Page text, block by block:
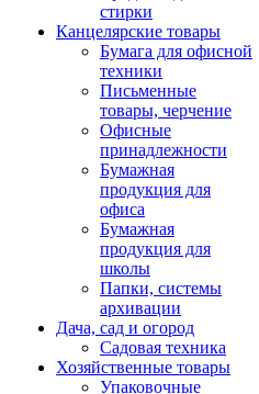
стирки
Канцелярские товары
Бумага для офисной
техники
Письменные
товары, черчение
Офисные
принадлежности
Бумажная
продукция для
офиса
Бумажная
продукция для
школы
Папки, системы
архивации
Дача, сад и огород
Садовая техника
Хозяйственные товары
Упаковочные